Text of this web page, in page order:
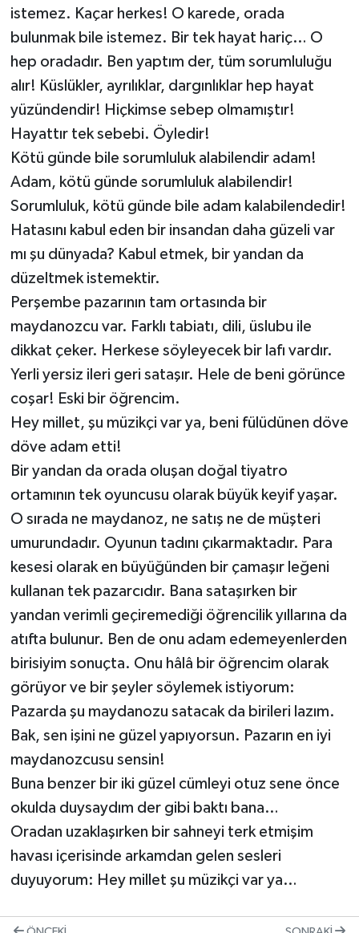
istemez. Kaçar herkes! O karede, orada
bulunmak bile istemez. Bir tek hayat hariç… O
hep oradadır. Ben yaptım der, tüm sorumluluğu
alır! Küslükler, ayrılıklar, dargınlıklar hep hayat
yüzündendir! Hiçkimse sebep olmamıştır!
Hayattır tek sebebi. Öyledir!
Kötü günde bile sorumluluk alabilendir adam!
Adam, kötü günde sorumluluk alabilendir!
Sorumluluk, kötü günde bile adam kalabilendedir!
Hatasını kabul eden bir insandan daha güzeli var
mı şu dünyada? Kabul etmek, bir yandan da
düzeltmek istemektir.
Perşembe pazarının tam ortasında bir
maydanozcu var. Farklı tabiatı, dili, üslubu ile
dikkat çeker. Herkese söyleyecek bir lafı vardır.
Yerli yersiz ileri geri sataşır. Hele de beni görünce
coşar! Eski bir öğrencim.
Hey millet, şu müzikçi var ya, beni fülüdünen döve
döve adam etti!
Bir yandan da orada oluşan doğal tiyatro
ortamının tek oyuncusu olarak büyük keyif yaşar.
O sırada ne maydanoz, ne satış ne de müşteri
umurundadır. Oyunun tadını çıkarmaktadır. Para
kesesi olarak en büyüğünden bir çamaşır leğeni
kullanan tek pazarcıdır. Bana sataşırken bir
yandan verimli geçiremediği öğrencilik yıllarına da
atıfta bulunur. Ben de onu adam edemeyenlerden
birisiyim sonuçta. Onu hâlâ bir öğrencim olarak
görüyor ve bir şeyler söylemek istiyorum:
Pazarda şu maydanozu satacak da birileri lazım.
Bak, sen işini ne güzel yapıyorsun. Pazarın en iyi
maydanozcusu sensin!
Buna benzer bir iki güzel cümleyi otuz sene önce
okulda duysaydım der gibi baktı bana…
Oradan uzaklaşırken bir sahneyi terk etmişim
havası içerisinde arkamdan gelen sesleri
duyuyorum: Hey millet şu müzikçi var ya…